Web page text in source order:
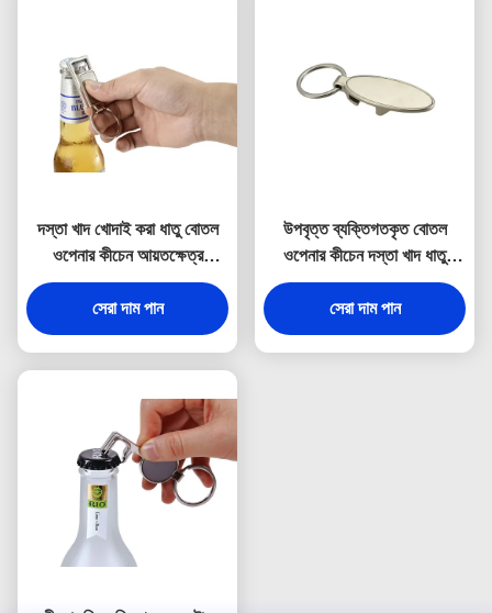
দস্তা খাদ খোদাই করা ধাতু বোতল
ওপেনার কীচেন আয়তক্ষেত্র
স্যুভেনির
সেরা দাম পান
উপবৃত্ত ব্যক্তিগতকৃত বোতল
ওপেনার কীচেন দস্তা খাদ ধাতু
খোদাই করা কীরিং
সেরা দাম পান